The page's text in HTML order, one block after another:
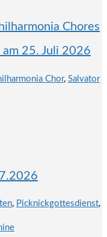
Chores
25. Juli 2026
Chor, Salvator
, Picknickgottesdienst,